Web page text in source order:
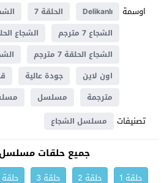
اوسمة
Delikanlı الحلقة 7
الشجاع 7 مترجم
الشجاع
الشجاع الحلقة 7 مترجم
اون لاين
جودة عالية
مترجمة
مسلسل
تصنيفات مسلسل الشجاع
جميع حلقات
حلقة 1 حلقة 2 حلقة 3 حلقة 4